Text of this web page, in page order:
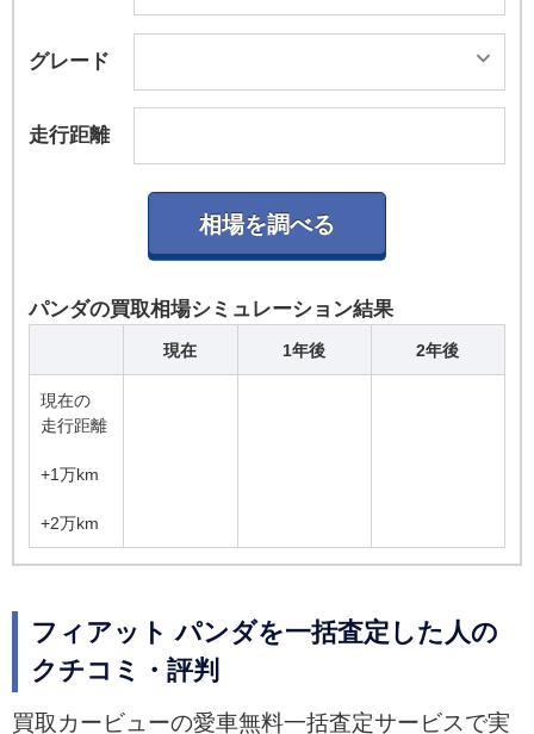
気にすることなくラゲッジスペースを使うことの
できる「ラゲッジマット カジュアル」などを装備
した特別仕様車「4&#215;4 アドベンチャーエデ
ィション」を60台限定で発売した。 同年7月10日
減ブレーキ「シティブレーキコントロール」やリ
アプライバシーガラス、フルオートエアコンなど
ト」を120台限定で発売した。
グレード
走行距離
パンダの買取相場シミュレーション結果
現在 1年後 2年後
現在の
走行距離
+1万km
+2万km
フィアット パンダを一括査定した人の
クチコミ・評判
買取カービューの愛車無料一括査定サービスで実